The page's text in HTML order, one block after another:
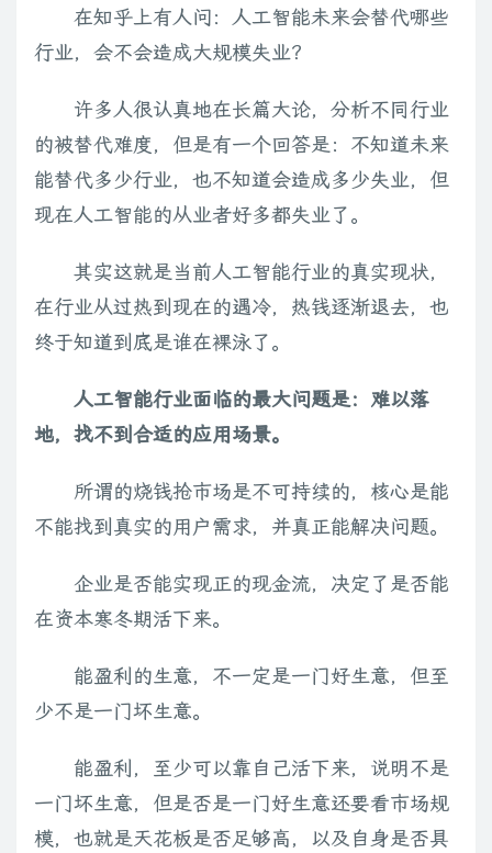
在知乎上有人问：人工智能未来会替代哪些
行业，会不会造成大规模失业？
许多人很认真地在长篇大论，分析不同行业
的被替代难度，但是有一个回答是：不知道未来
能替代多少行业，也不知道会造成多少失业，但
现在人工智能的从业者好多都失业了。
其实这就是当前人工智能行业的真实现状，
在行业从过热到现在的遇冷，热钱逐渐退去，也
终于知道到底是谁在裸泳了。
人工智能行业面临的最大问题是：难以落
地，找不到合适的应用场景。
所谓的烧钱抢市场是不可持续的，核心是能
不能找到真实的用户需求，并真正能解决问题。
企业是否能实现正的现金流，决定了是否能
在资本寒冬期活下来。
能盈利的生意，不一定是一门好生意，但至
少不是一门坏生意。
能盈利，至少可以靠自己活下来，说明不是
一门坏生意，但是否是一门好生意还要看市场规
模，也就是天花板是否足够高，以及自身是否具